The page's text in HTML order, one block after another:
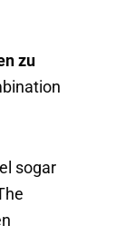
zu
sogar